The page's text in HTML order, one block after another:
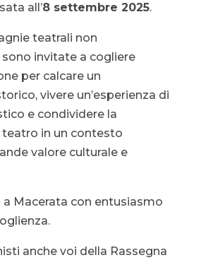
all’8 settembre 2025.
teatrali non
invitate a cogliere
per calcare un
vivere un’esperienza di
e condividere la
teatro in un contesto
valore culturale e
Macerata con entusiasmo
anche voi della Rassegna